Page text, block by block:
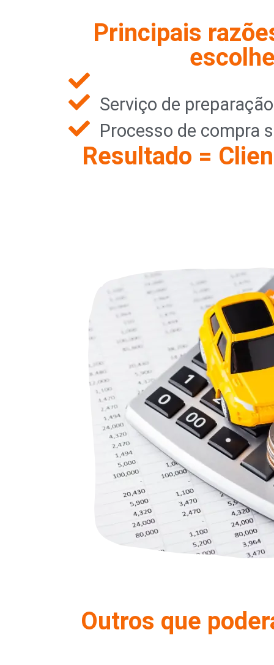
Principais
Serviço de
Processo de compra
Resultado =
Outros que